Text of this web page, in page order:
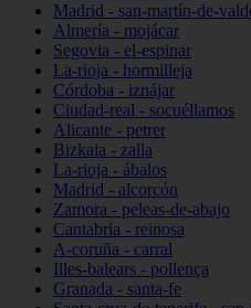
Madrid - san-martín-de-
Almería - mojácar
Segovia - el-espinar
La-rioja - hormilleja
Córdoba - iznájar
Ciudad-real - socuéllamos
Alicante - petrer
Bizkaia - zalla
La-rioja - ábalos
Madrid - alcorcón
Zamora - peleas-de-abajo
Cantabria - reinosa
A-coruña - carral
Illes-balears - pollença
Granada - santa-fe